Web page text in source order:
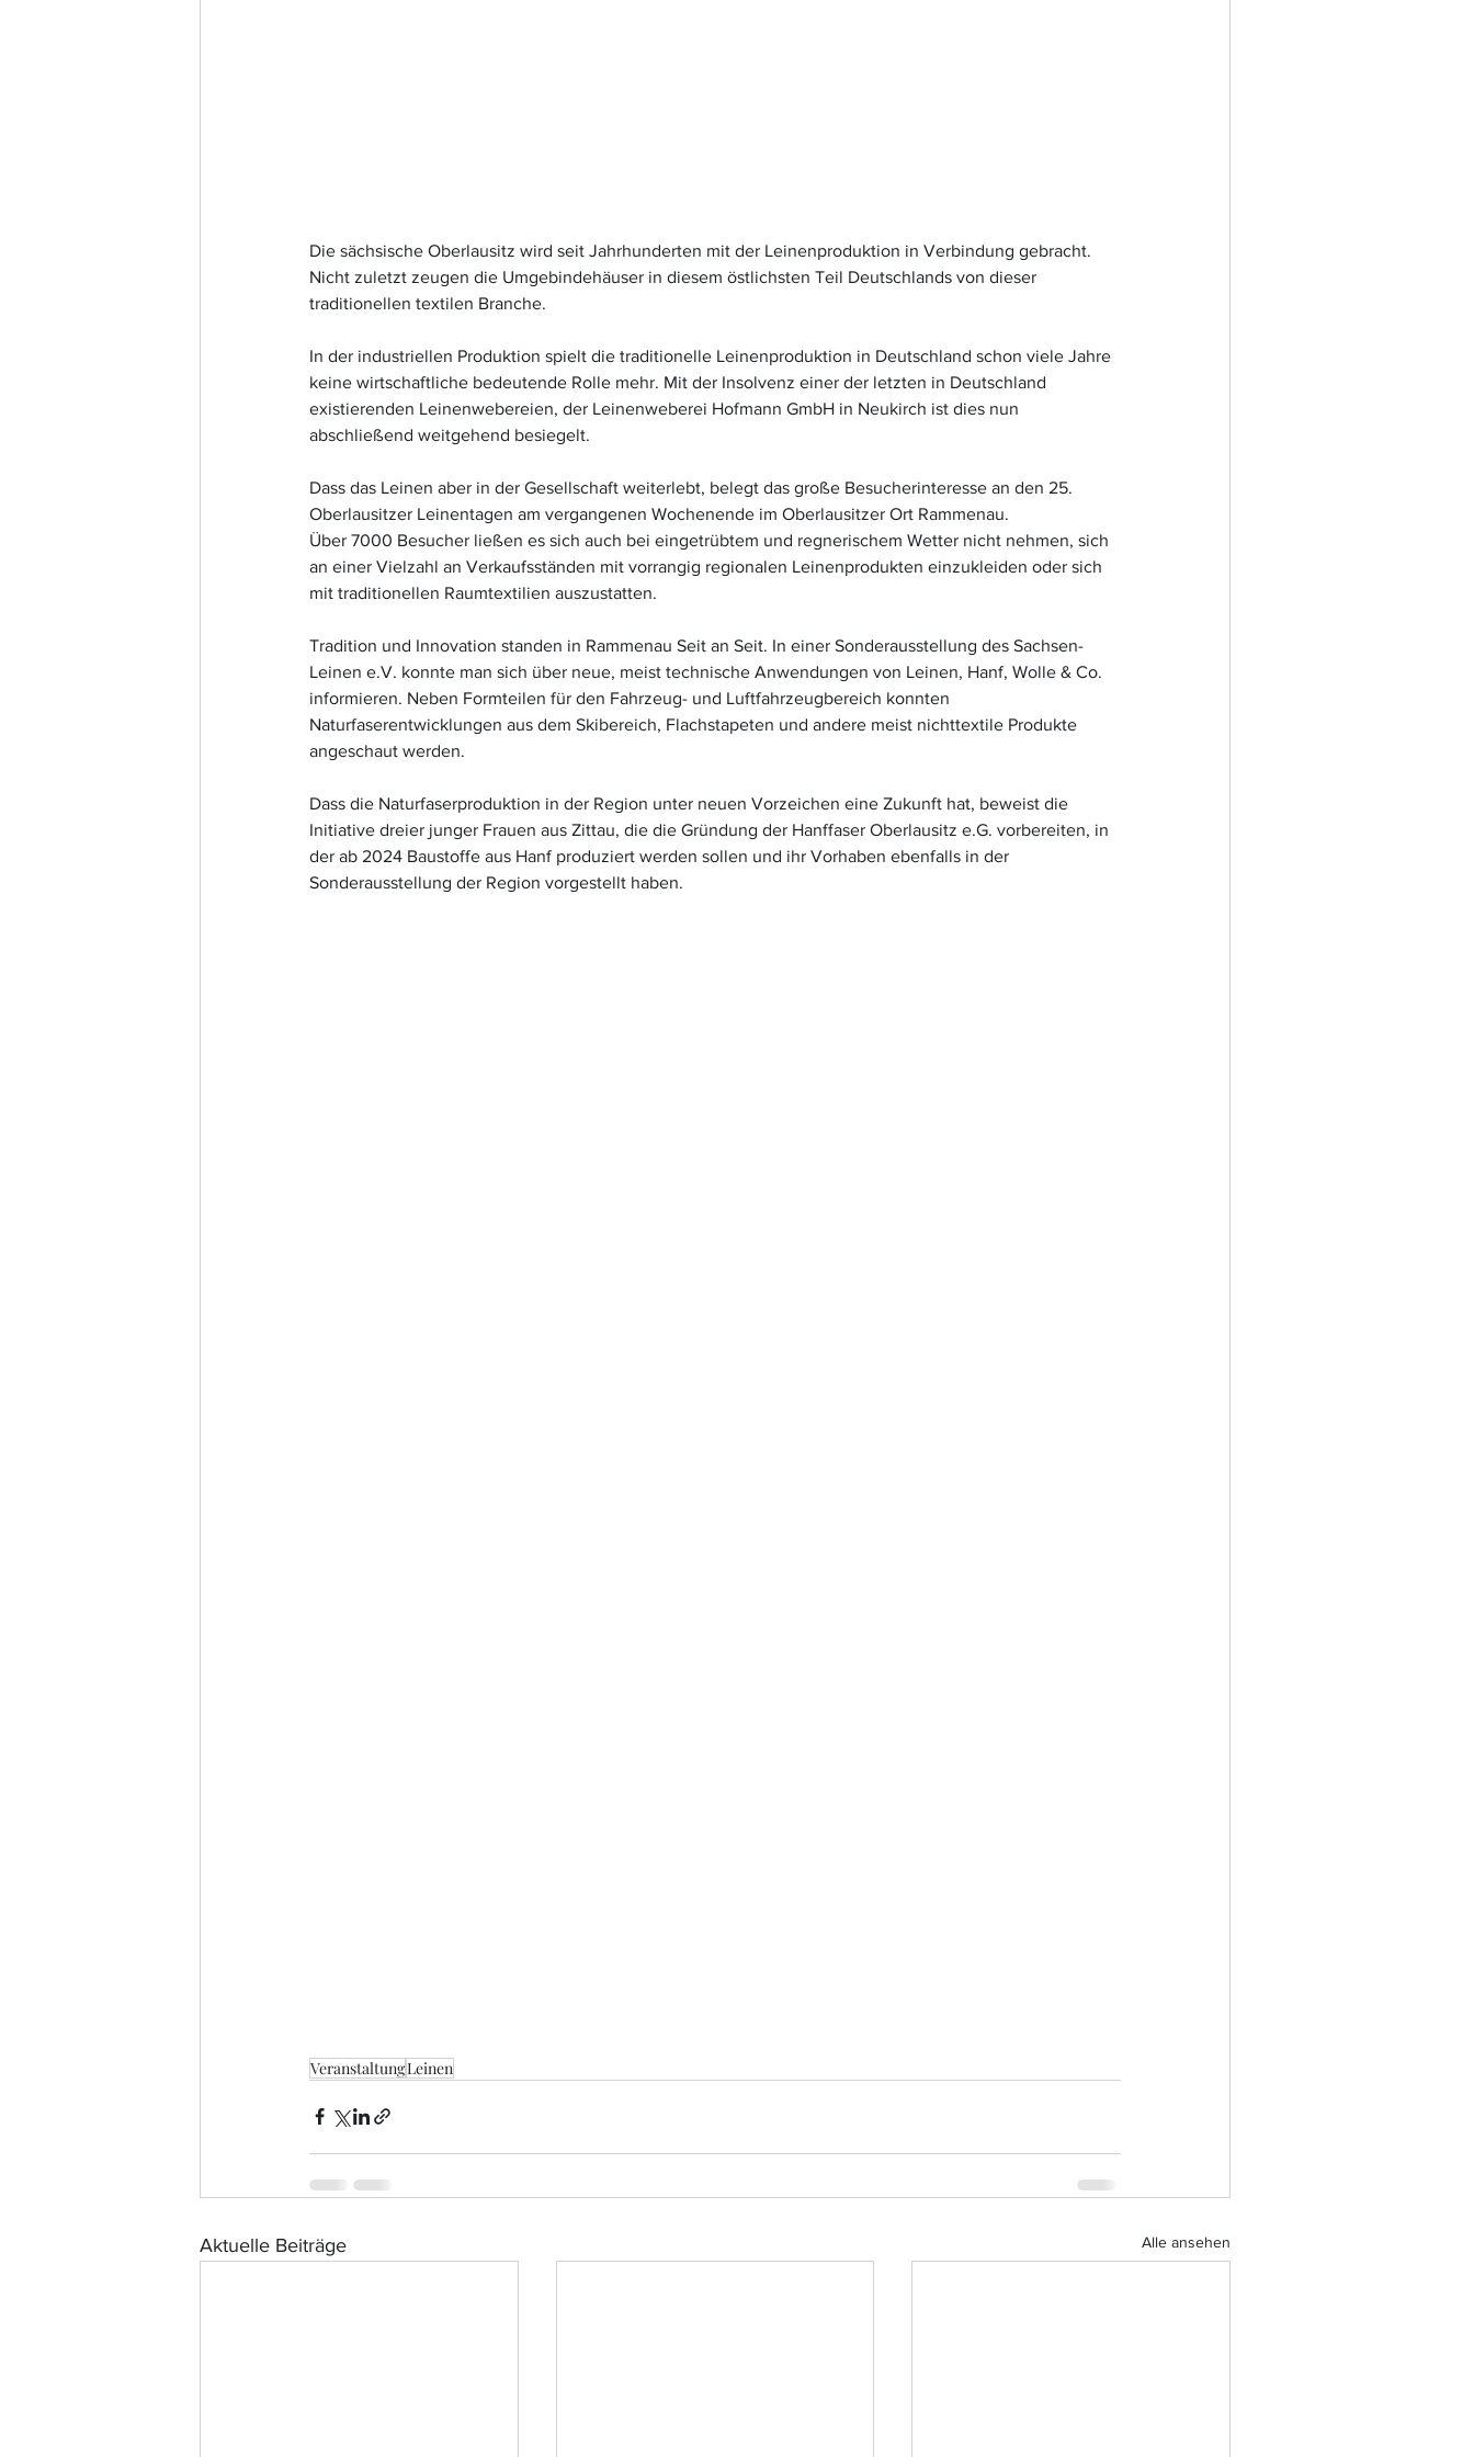
Die sächsische Oberlausitz wird seit Jahrhunderten mit der Leinenproduktion in Verbindung gebracht.
Nicht zuletzt zeugen die Umgebindehäuser in diesem östlichsten Teil Deutschlands von dieser
traditionellen textilen Branche.
In der industriellen Produktion spielt die traditionelle Leinenproduktion in Deutschland schon viele Jahre
keine wirtschaftliche bedeutende Rolle mehr. Mit der Insolvenz einer der letzten in Deutschland
existierenden Leinenwebereien, der Leinenweberei Hofmann GmbH in Neukirch ist dies nun
abschließend weitgehend besiegelt.
Dass das Leinen aber in der Gesellschaft weiterlebt, belegt das große Besucherinteresse an den 25.
Oberlausitzer Leinentagen am vergangenen Wochenende im Oberlausitzer Ort Rammenau.
Über 7000 Besucher ließen es sich auch bei eingetrübtem und regnerischem Wetter nicht nehmen, sich
an einer Vielzahl an Verkaufsständen mit vorrangig regionalen Leinenprodukten einzukleiden oder sich
mit traditionellen Raumtextilien auszustatten.
Tradition und Innovation standen in Rammenau Seit an Seit. In einer Sonderausstellung des Sachsen-
Leinen e.V. konnte man sich über neue, meist technische Anwendungen von Leinen, Hanf, Wolle & Co.
informieren. Neben Formteilen für den Fahrzeug- und Luftfahrzeugbereich konnten
Naturfaserentwicklungen aus dem Skibereich, Flachstapeten und andere meist nichttextile Produkte
angeschaut werden.
Dass die Naturfaserproduktion in der Region unter neuen Vorzeichen eine Zukunft hat, beweist die
Initiative dreier junger Frauen aus Zittau, die die Gründung der Hanffaser Oberlausitz e.G. vorbereiten, in
der ab 2024 Baustoffe aus Hanf produziert werden sollen und ihr Vorhaben ebenfalls in der
Sonderausstellung der Region vorgestellt haben.
VeranstaltungLeinen
Aktuelle Beiträge Alle ansehen